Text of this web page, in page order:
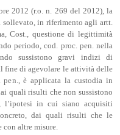
2012 (r.o. n. 269 del 2012), la
sollevato, in riferimento agli artt.
Cost., questione di legittimità
periodo, cod. proc. pen. nella
sussistono gravi indizi di
fine di agevolare le attività delle
pen., è applicata la custodia in
quali risulti che non sussistono
l’ipotesi in cui siano acquisiti
dai quali risulti che le
con altre misure.